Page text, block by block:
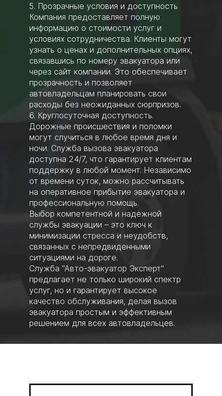
5. Прозрачные условия и доступность
Компания предоставляет полную
информацию о стоимости услуг и
условиях сотрудничества. Клиенты могут
узнать о ценах и дополнительных опциях,
связавшись по номеру эвакуатора или
через сайт компании. Это обеспечивает
прозрачность и позволяет
автовладельцам планировать свои
расходы без неожиданных сюрпризов.
6. Круглосуточная доступность.
Дорожные происшествия и поломки
могут случиться в любое время дня и
ночи. Служба вызова эвакуатора
доступна 24/7, что гарантирует клиентам
поддержку в любой момент. Независимо
от времени суток, можно рассчитывать
на оперативное прибытие эвакуатора и
профессиональную помощь.
Выбор компетентной и надёжной
службы эвакуации – это ключ к
минимизации стресса и неудобств,
связанных с непредвиденными
ситуациями на дороге.
Служба "Авто-эвакуатор Эксперт"
предлагает не только широкий спектр
услуг, но и гарантирует высокое
качество обслуживания, делая вызов
эвакуатора простым и эффективным
решением для всех автовладельцев.